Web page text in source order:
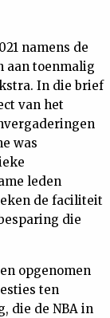
namens de
aan toenmalig
In die brief
van het
was
leden
de faciliteit
die
opgenomen
ten
die de NBA in